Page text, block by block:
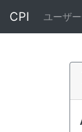
CPI ユーザ